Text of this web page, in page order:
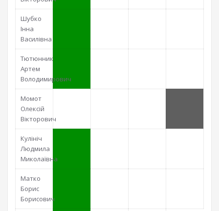
Шубко
Інна
Василівна
Тютюнник
Артем
Володимирович
Момот
Олексій
Вікторович
Кулініч
Людмила
Миколаївна
Матко
Борис
Борисович